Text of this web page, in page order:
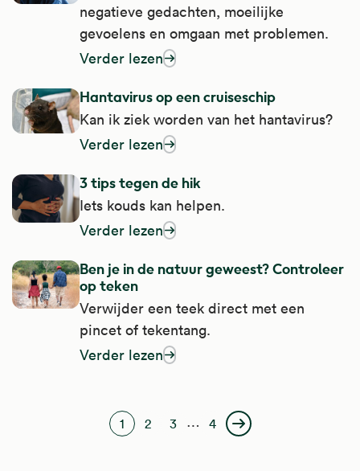
negatieve gedachten, moeilijke
gevoelens en omgaan met problemen.
Verder lezen
over als je je lang somber voelt
Hantavirus op een cruiseschip
Kan ik ziek worden van het hantavirus?
Verder lezen
over hantavirus op een cruiseschip
3 tips tegen de hik
Iets kouds kan helpen.
Verder lezen
over 3 tips tegen de hik
Ben je in de natuur geweest? Controleer
op teken
Verwijder een teek direct met een
pincet of tekentang.
Verder lezen
over ben je in de natuur geweest?
Huidige pagina
1
Pagina
2
Pagina
3 …
Laatste pagina
4
Volgende pagina